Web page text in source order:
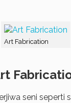
Art Fabrication
seni seperti